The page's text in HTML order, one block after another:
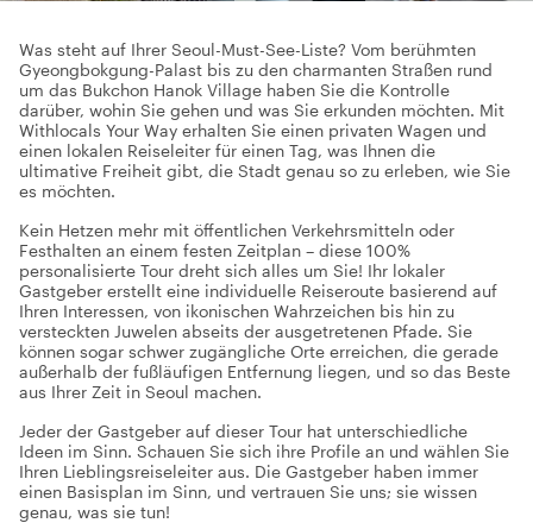
Was steht auf Ihrer Seoul-Must-See-Liste? Vom berühmten
Gyeongbokgung-Palast bis zu den charmanten Straßen rund
um das Bukchon Hanok Village haben Sie die Kontrolle
darüber, wohin Sie gehen und was Sie erkunden möchten. Mit
Withlocals Your Way erhalten Sie einen privaten Wagen und
einen lokalen Reiseleiter für einen Tag, was Ihnen die
ultimative Freiheit gibt, die Stadt genau so zu erleben, wie Sie
es möchten.
Kein Hetzen mehr mit öffentlichen Verkehrsmitteln oder
Festhalten an einem festen Zeitplan – diese 100%
personalisierte Tour dreht sich alles um Sie! Ihr lokaler
Gastgeber erstellt eine individuelle Reiseroute basierend auf
Ihren Interessen, von ikonischen Wahrzeichen bis hin zu
versteckten Juwelen abseits der ausgetretenen Pfade. Sie
können sogar schwer zugängliche Orte erreichen, die gerade
außerhalb der fußläufigen Entfernung liegen, und so das Beste
aus Ihrer Zeit in Seoul machen.
Jeder der Gastgeber auf dieser Tour hat unterschiedliche
Ideen im Sinn. Schauen Sie sich ihre Profile an und wählen Sie
Ihren Lieblingsreiseleiter aus. Die Gastgeber haben immer
einen Basisplan im Sinn, und vertrauen Sie uns; sie wissen
genau, was sie tun!